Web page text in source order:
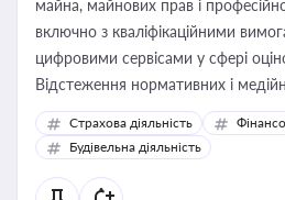
майна, майнових прав і
включно з кваліфікаційними
цифровими сервісами у сфері
Відстеження нормативних і
корисне для власника бізнесу,
бухгалтера під час оподаткування,
державного майна, корпоративних
статусу суб'єктів оціночної
Страхова діяльність
Будівельна діяльність